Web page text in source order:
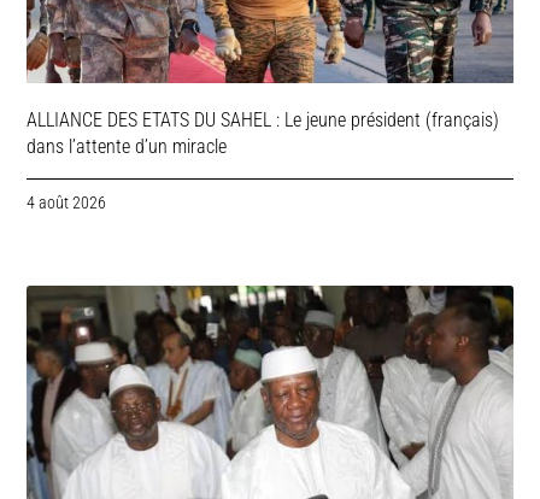
ALLIANCE DES ETATS DU SAHEL : Le jeune président (français)
dans l’attente d’un miracle
4 août 2026